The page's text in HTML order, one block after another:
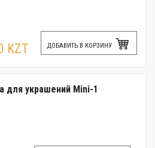
KZT ДОБАВИТЬ В КОРЗИНУ
для украшений Mini-1